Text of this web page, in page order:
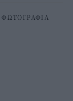
ΦΩΤΟΓΡΑΦΙΑ